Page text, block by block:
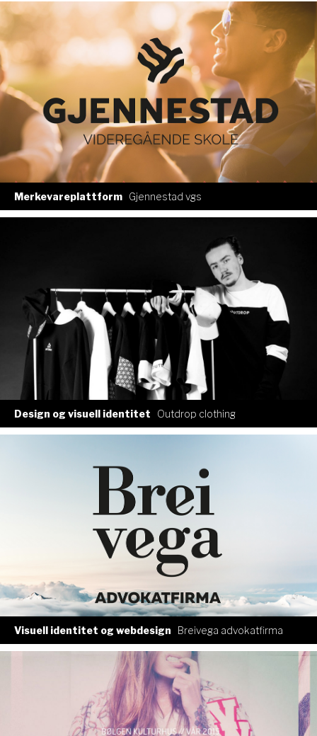
Merkevareplattform Gjennestad vgs
Design og visuell identitet Outdrop clothing
Visuell identitet og webdesign Breivega advokatfirma